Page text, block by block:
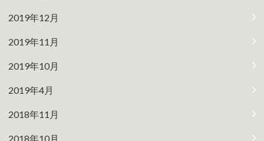
2019年12月
2019年11月
2019年10月
2019年4月
2018年11月
2018年10月